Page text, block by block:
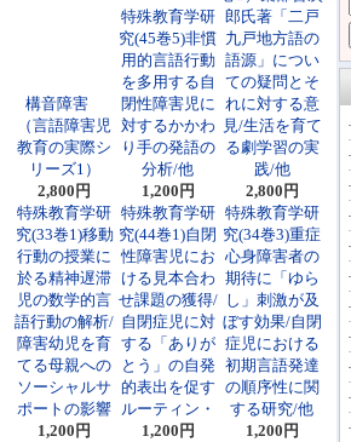
構音障害
（言語障害児
教育の実際シ
リーズ1）
2,800円
特殊教育学研
究(45巻5)非慣
用的言語行動
を多用する自
閉性障害児に
対するかかわ
り手の発語の
分析/他
1,200円
郎氏著「二戸
九戸地方語の
語源」につい
ての疑問とそ
れに対する意
見/生活を育て
る劇学習の実
践/他
2,800円
特殊教育学研
究(33巻1)移動
行動の授業に
於る精神遅滞
児の数学的言
語行動の解析/
障害幼児を育
てる母親への
ソーシャルサ
ポートの影響
1,200円
特殊教育学研
究(44巻1)自閉
性障害児にお
ける見本合わ
せ課題の獲得/
自閉症児に対
する「ありが
とう」の自発
的表出を促す
ルーティン・
1,200円
特殊教育学研
究(34巻3)重症
心身障害者の
期待に「ゆら
し」刺激が及
ぼす効果/自閉
症児における
初期言語発達
の順序性に関
する研究/他
1,200円